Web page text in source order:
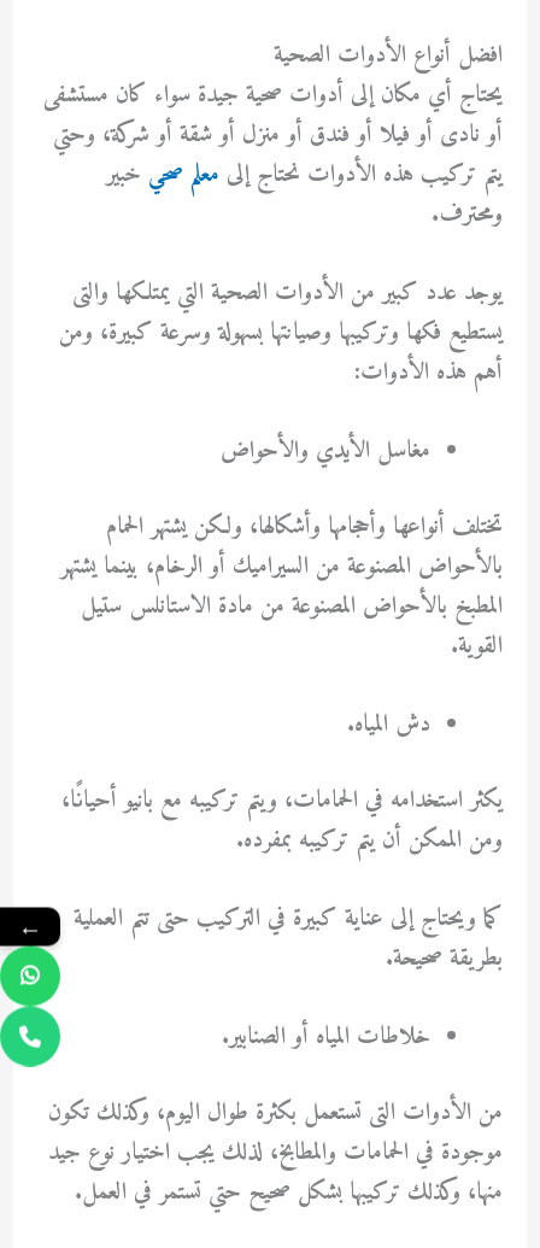
افضل أنواع الأدوات الصحية
يحتاج أي مكان إلى أدوات صحية جيدة سواء كان مستشفى
أو نادى أو فيلا أو فندق أو منزل أو شقة أو شركة، وحتي
يتم تركيب هذه الأدوات نحتاج إلى معلم صحي خبير
ومحترف.
يوجد عدد كبير من الأدوات الصحية التي يمتلكها والتى
يستطيع فكها وتركيبها وصيانتها بسهولة وسرعة كبيرة، ومن
أهم هذه الأدوات:
مغاسل الأيدي والأحواض
تختلف أنواعها وأحجامها وأشكالها، ولكن يشتهر الحمام
بالأحواض المصنوعة من السيراميك أو الرخام، بينما يشتهر
المطبخ بالأحواض المصنوعة من مادة الاستانلس ستيل
القوية.
دش المياه.
يكثر استخدامه في الحمامات، ويتم تركيبه مع بانيو أحيانًا،
ومن الممكن أن يتم تركيبه بمفرده.
كما ويحتاج إلى عناية كبيرة في التركيب حتى تتم العملية
بطريقة صحيحة.
خلاطات المياه أو الصنابير.
من الأدوات التى تستعمل بكثرة طوال اليوم، وكذلك تكون
موجودة في الحمامات والمطابخ، لذلك يجب اختيار نوع جيد
منها، وكذلك تركيبها بشكل صحيح حتي تستمر في العمل.
←